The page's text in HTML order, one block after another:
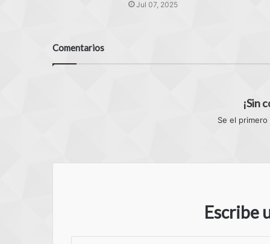
Jul 07, 2025
Comentarios
¡Sin
Se el
Escribe